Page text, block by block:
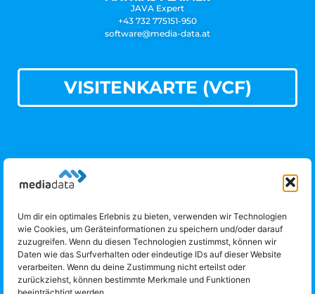
Um dir ein optimales Erlebnis zu bieten, verwenden wir Technologien
wie Cookies, um Geräteinformationen zu speichern und/oder darauf
zuzugreifen. Wenn du diesen Technologien zustimmst, können wir
Daten wie das Surfverhalten oder eindeutige IDs auf dieser Website
verarbeiten. Wenn du deine Zustimmung nicht erteilst oder
zurückziehst, können bestimmte Merkmale und Funktionen
JAVA Expert
+43 732 775151-950
software@media-data.at
VISITENKARTE (VCF)
Media Data IKT GmbH
Obere Donaulände 7
4020 Linz
Telefon: +43 732 775151 |office@media-data.at